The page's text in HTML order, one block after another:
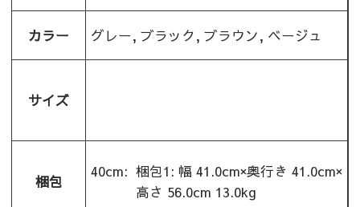
カラー グレー, ブラック, ブラウン, ベージュ
サイズ
梱包
40cm: 梱包1: 幅 41.0cm×奥行き 41.0cm×
高さ 56.0cm 13.0kg